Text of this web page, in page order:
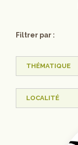
Filtrer par :